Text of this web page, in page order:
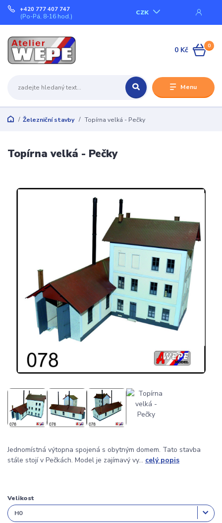
Menu
CZK
+420 777 407 747
(Po-Pá, 8-16 hod.)
0
0 Kč
Železniční stavby Topírna velká - Pečky
Topírna velká - Pečky
Jednomístná výtopna spojená s obytným domem. Tato stavba
stále stojí v Pečkách. Model je zajímavý vy... celý popis
Velikost